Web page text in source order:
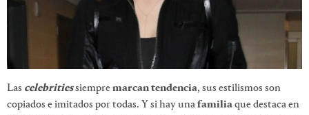
Las celebritiessiempremarcan tendencia, sus estilismos son
copiados e imitados por todas. Y si hay unafamiliaque destaca en